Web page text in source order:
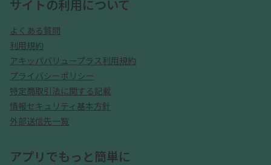
サイトの利用について
よくある質問
利用規約
アキッパバリュープラス利用規約
プライバシーポリシー
特定商取引法に関する記載
情報セキュリティ基本方針
外部送信先一覧
アプリでもっと簡単に